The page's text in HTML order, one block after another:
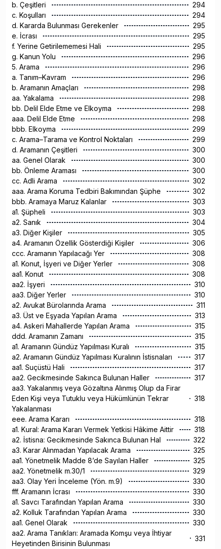
b. Çeşitleri
294
c. Koşulları
294
d. Kararda Bulunması Gerekenler
295
e. İcrası
295
f. Yerine Getirilememesi Hali
295
g. Kanun Yolu
296
5. Arama
296
a. Tanım–Kavram
296
b. Aramanın Amaçları
298
aa. Yakalama
298
bb. Delil Elde Etme ve Elkoyma
298
aaa. Delil Elde Etme
298
bbb. Elkoyma
299
c. Arama–Tarama ve Kontrol Noktaları
299
d. Aramanın Çeşitleri
300
aa. Genel Olarak
300
bb. Önleme Araması
300
cc. Adli Arama
302
aaa. Arama Koruma Tedbiri Bakımından Şüphe
302
bbb. Aramaya Maruz Kalanlar
303
a1. Şüpheli
303
a2. Sanık
304
a3. Diğer Kişiler
305
a4. Aramanın Özellik Gösterdiği Kişiler
306
ccc. Aramanın Yapılacağı Yer
308
a1. Konut, İşyeri ve Diğer Yerler
308
aa1. Konut
308
aa2. İşyeri
310
aa3. Diğer Yerler
310
a2. Avukat Bürolarında Arama
311
a3. Üst ve Eşyada Yapılan Arama
313
a4. Askeri Mahallerde Yapılan Arama
315
ddd. Aramanın Zamanı
315
a1. Aramanın Gündüz Yapılması Kuralı
315
a2. Aramanın Gündüz Yapılması Kuralının İstisnaları
317
aa1. Suçüstü Hali
317
aa2. Gecikmesinde Sakınca Bulunan Haller
317
aa3. Yakalanmış veya Gözaltına Alınmış Olup da Firar
Eden Kişi veya Tutuklu veya Hükümlünün Tekrar
Yakalanması
318
eee. Arama Kararı
318
a1. Kural: Arama Kararı Vermek Yetkisi Hâkime Aittir
318
a2. İstisna: Gecikmesinde Sakınca Bulunan Hal
322
a3. Karar Alınmadan Yapılacak Arama
325
aa1. Yönetmelik Madde 8’de Sayılan Haller
325
aa2. Yönetmelik m.30/1
329
aa3. Olay Yeri İnceleme (Yön. m.9)
330
fff. Aramanın İcrası
330
a1. Savcı Tarafından Yapılan Arama
330
a2. Kolluk Tarafından Yapılan Arama
330
aa1. Genel Olarak
330
aa2. Arama Tanıkları: Aramada Komşu veya İhtiyar
Heyetinden Birisinin Bulunması
331